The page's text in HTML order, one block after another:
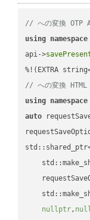
// への変換 OTP
using namespace
api->
// への変換 HTML
using namespace
auto
nullptr,